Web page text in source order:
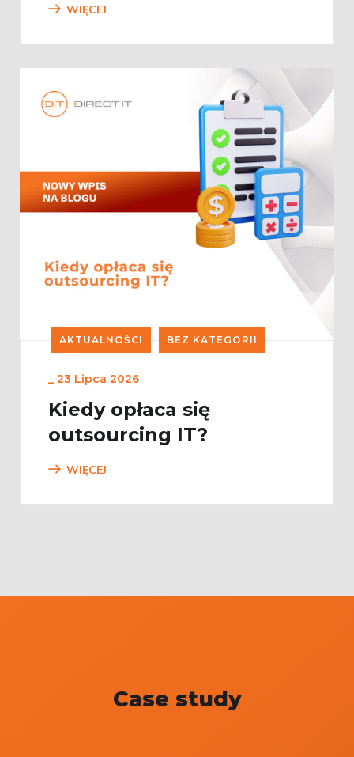
WIĘCEJ
AKTUALNOŚCI BEZ KATEGORII
_ 23 Lipca 2026
Kiedy opłaca się
outsourcing IT?
WIĘCEJ
Case study